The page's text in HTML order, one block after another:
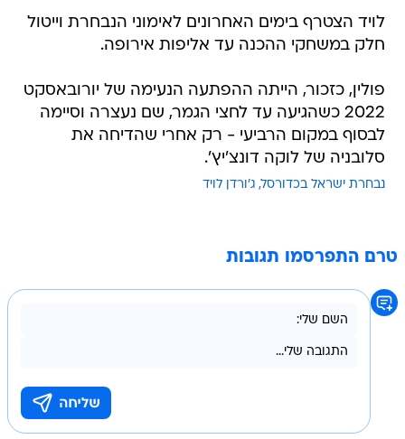
לויד הצטרף בימים האחרונים לאימוני הנבחרת וייטול
חלק במשחקי ההכנה עד אליפות אירופה.
פולין, כזכור, הייתה ההפתעה הנעימה של יורובאסקט
2022 כשהגיעה עד לחצי הגמר, שם נעצרה וסיימה
לבסוף במקום הרביעי - רק אחרי שהדיחה את
סלובניה של לוקה דונצ'יץ'.
נבחרת ישראל בכדורסל ג'ורדן לויד
טרם התפרסמו תגובות